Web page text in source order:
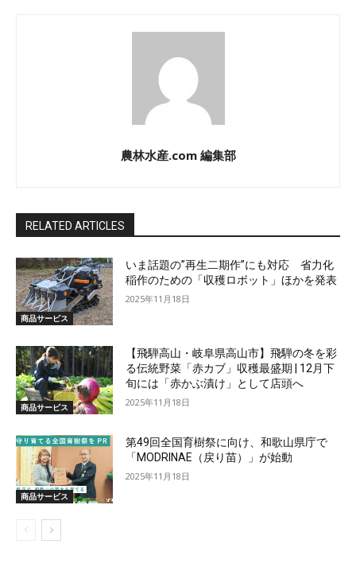
農林水産.com 編集部
RELATED ARTICLES
商品サービス
いま話題の”再生二期作”にも対応 省力化
稲作のための「収穫ロボット」ほかを発表
2025年11月18日
商品サービス
【飛騨高山・岐阜県高山市】飛騨の冬を彩
る伝統野菜「赤カブ」収穫最盛期 | 12月下
旬には「赤かぶ漬け」として店頭へ
2025年11月18日
商品サービス
第49回全国育樹祭に向け、和歌山県庁で
「MODRINAE（戻り苗）」が始動
2025年11月18日